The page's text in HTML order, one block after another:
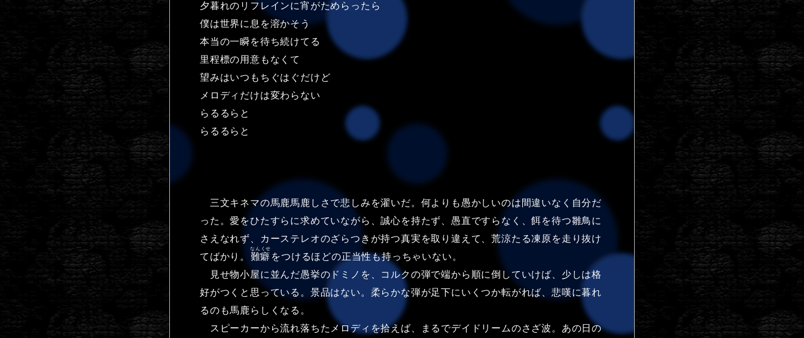
夕暮れのリフレインに宵がためらったら
僕は世界に息を溶かそう
本当の一瞬を待ち続けてる
里程標の用意もなくて
望みはいつもちぐはぐだけど
メロディだけは変わらない
らるるらと
らるるらと
三文キネマの馬鹿馬鹿しさで悲しみを濯いだ。何よりも愚かしいのは間違いなく自分だ
った。愛をひたすらに求めていながら、誠心を持たず、愚直ですらなく、餌を待つ雛鳥に
さえなれず、カーステレオのざらつきが持つ真実を取り違えて、荒涼たる凍原を走り抜け
てばかり。 難癖
なんくせ
をつけるほどの正当性も持っちゃいない。
見せ物小屋に並んだ愚挙のドミノを、コルクの弾で端から順に倒していけば、少しは格
好がつくと思っている。景品はない。柔らかな弾が足下にいくつか転がれば、悲嘆に暮れ
るのも馬鹿らしくなる。
スピーカーから流れ落ちたメロディを拾えば、まるでデイドリームのさざ波。あの日の